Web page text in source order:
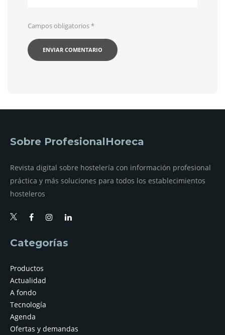
Campos obligatorios*
Sobre ProfesionalHoreca
Revista digital sobre hostelería con información profesional
práctica y más soluciones para todos los establecimientos
hosteleros
Categorías
Productos
Actualidad
A fondo
Tecnología
Agenda
Ofertas y demandas